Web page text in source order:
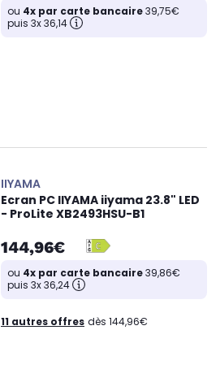
ou 4x par carte bancaire39,75€
puis 3x 36,14
IIYAMA
Ecran PC IIYAMA iiyama 23.8" LED
- ProLite XB2493HSU-B1
144,96€
ou 4x par carte bancaire39,86€
puis 3x 36,24
11 autres offres dès 144,96€